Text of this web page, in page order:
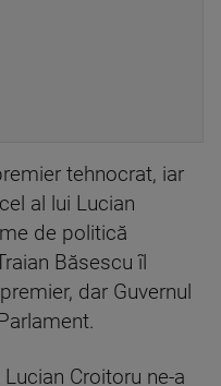
tehnocrat, iar
al lui Lucian
de politică
Băsescu îl
dar Guvernul
Croitoru ne-a